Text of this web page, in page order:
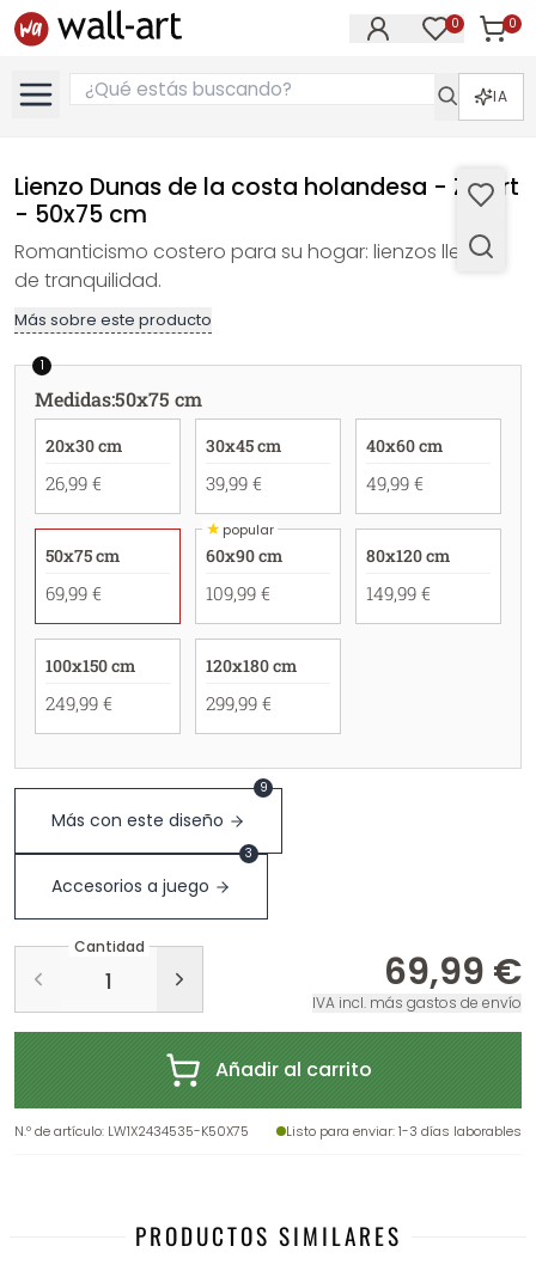
0 0
IA
Lienzo Dunas de la costa holandesa - Zwart
- 50x75 cm
Romanticismo costero para su hogar: lienzos llenos
de tranquilidad.
Más sobre este producto
1
Medidas:50x75 cm
20x30 cm
26,99 €
30x45 cm
39,99 €
40x60 cm
49,99 €
50x75 cm
69,99 €
★popular
60x90 cm
109,99 €
80x120 cm
149,99 €
100x150 cm
249,99 €
120x180 cm
299,99 €
Más con este diseño
9
Accesorios a juego
3
Cantidad
69,99 €
IVA incl. más gastos de envío
Añadir al carrito
N.º de artículo: LW1X2434535-K50X75 Listo para enviar: 1-3 días laborables
PRODUCTOS SIMILARES